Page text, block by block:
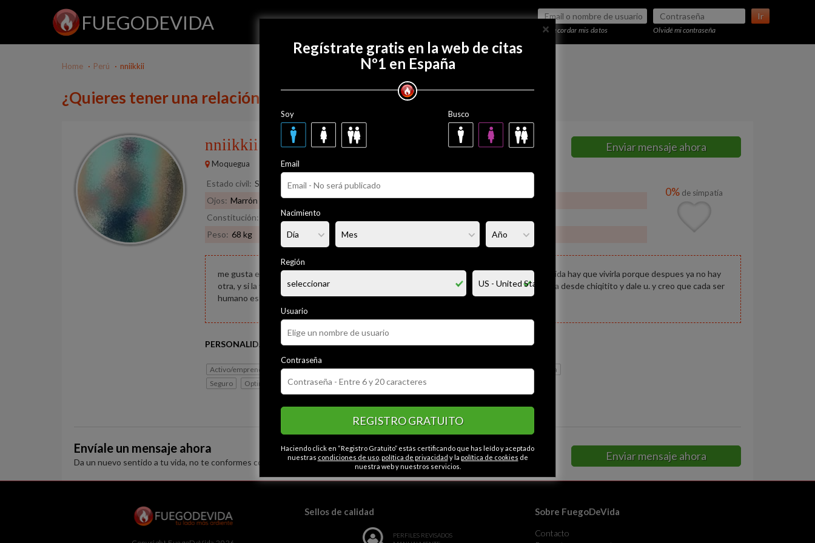
FUEGODEVIDA Ir
Recordar mis datos Olvidé mi contraseña
Regístrate gratis
Home Perú nniikkii
¿Quieres tener una relación con nniikkii?
nniikkii
30 años
Moquegua
Enviar mensaje ahora
Estado civil: Soltero
Ojos: Marrón Pelo: Moreno
Constitución:
Voluptuoso
Peso: 68 kg
0% de simpatía
me gusta el deporte ..., soy liberal ;) y con muchas ganas ;), estatura promedio, y bueno la vida hay que vivirla porque despues ya no hay
otra, y si la vida te da la espalda pues agarrale las nalgas jajaja. me gusta el futbol, soy crema desde chiqitito y dale u. y creo que cada ser
humano es un mundo distinto por explorar ;)
PERSONALIDAD
Activo/emprendedor Alegre Extrovertido Apasionado
Romántico
Seguro
Optimista Abierto Generoso Gracioso
CATEGORÍAS
Contactos en Moquegua
Envíale un mensaje ahora
Da un nuevo sentido a tu vida, no te conformes con la monotonía. Enviar mensaje ahora
×
Regístrate gratis en la web de citas
Nº1 en España
Soy Busco
Email
Nacimiento
Región
Usuario
Contraseña
REGISTRO GRATUITO
Haciendo click en “Registro Gratuito” estás certificando que has leído y aceptado
nuestras condiciones de uso, política de privacidad y la política de cookies de
nuestra web y nuestros servicios.
Sellos de calidad
PERFILES REVISADOS
Sobre FuegoDeVida
Contacto